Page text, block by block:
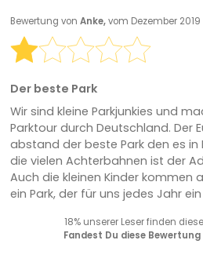
Bewertung von Anke,vom Dezember
Der beste Park
Wir sind kleine Parkjunkies und
Parktour durch Deutschland. Der
abstand der beste Park den es
die vielen Achterbahnen ist der
Auch die kleinen Kinder kommen
ein Park, der für uns jedes Jahr
18% unserer Leser finden
Fandest Du diese